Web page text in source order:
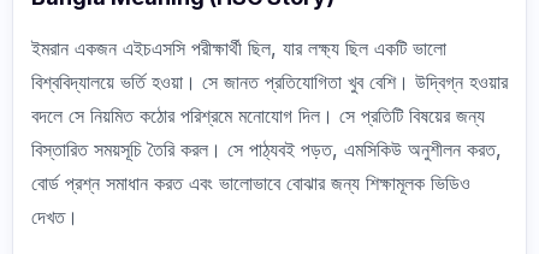
ইমরান একজন এইচএসসি পরীক্ষার্থী ছিল, যার লক্ষ্য ছিল একটি ভালো
বিশ্ববিদ্যালয়ে ভর্তি হওয়া। সে জানত প্রতিযোগিতা খুব বেশি। উদ্বিগ্ন হওয়ার
বদলে সে নিয়মিত কঠোর পরিশ্রমে মনোযোগ দিল। সে প্রতিটি বিষয়ের জন্য
বিস্তারিত সময়সূচি তৈরি করল। সে পাঠ্যবই পড়ত, এমসিকিউ অনুশীলন করত,
বোর্ড প্রশ্ন সমাধান করত এবং ভালোভাবে বোঝার জন্য শিক্ষামূলক ভিডিও
দেখত।